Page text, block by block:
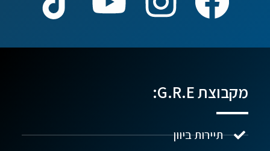
מקבוצת G.R.E:
תיירות ביוון